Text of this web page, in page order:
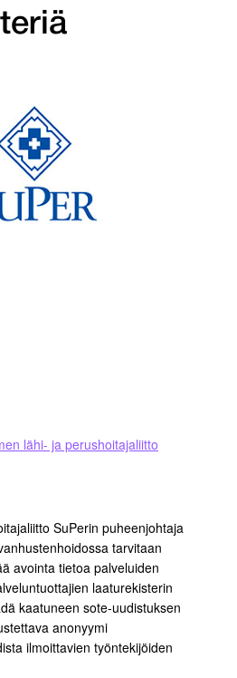
lähi- ja perushoitajaliitto
SuPerin puheenjohtaja
tarvitaan
avointa tietoa palveluiden
laaturekisterin
kaatuneen sote-uudistuksen
anonyymi
ilmoittavien työntekijöiden